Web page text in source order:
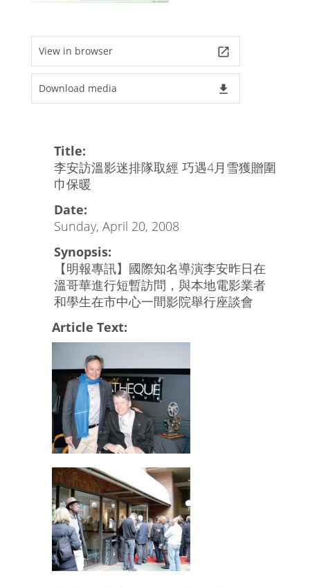
View in browser launch
Download media file_download
Title:
李安訪溫影迷排隊取經 巧遇4月雪獲贈圍
巾保暖
Date:
Sunday, April 20, 2008
Synopsis:
【明報專訊】國際知名導演李安昨日在
溫哥華進行短暫訪問，與本地電影業者
和學生在市中心一間影院舉行座談會
Article Text: